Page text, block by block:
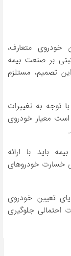
خودروی متعارف،
بر صنعت بیمه
تصمیم، مستلزم
توجه به تغییرات
است معیار خودروی
باید با ارائه
خسارت خودروهای
تعیین خودروی
احتمالی جلوگیری